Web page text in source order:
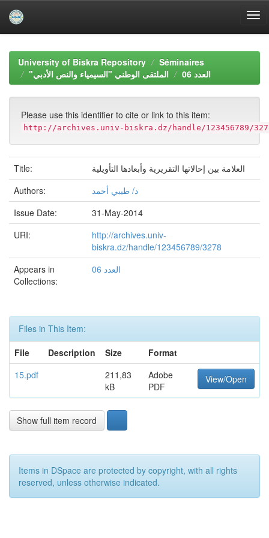
navigationUniversity of Biskra Repository
Séminaires
"الملتقى الوطني "السيمياء والنص الأدبي
العدد 06
Please use this identifier to cite or link to this item:
http://archives.univ-biskra.dz/handle/123456789/
Title:
العلامة بين إحالاتها التقريرية وأبعادها التأويلية
Authors:
د/ طيبي أحمد
Issue Date:
31-May-2014
URI:
http://archives.univ-
biskra.dz/handle/123456789/3278
Appears in
Collections:
العدد 06
Files in This Item:
File
Description Size
Format
15.pdf
211,83
kB
Adobe
PDF
View/Open
Show full item record
Items in DSpace are protected by copyright, with all rights
reserved, unless otherwise indicated.